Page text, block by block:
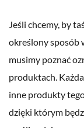
Jeśli chcemy, by
określony sposób
musimy poznać
produktach.
inne produkty
dzięki którym